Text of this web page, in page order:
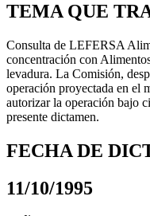
TEMA QUE
Consulta de LEFERSA
concentración con
levadura. La Comisión,
operación proyectada en el
autorizar la operación bajo
presente dictamen.
FECHA DE
11/10/1995